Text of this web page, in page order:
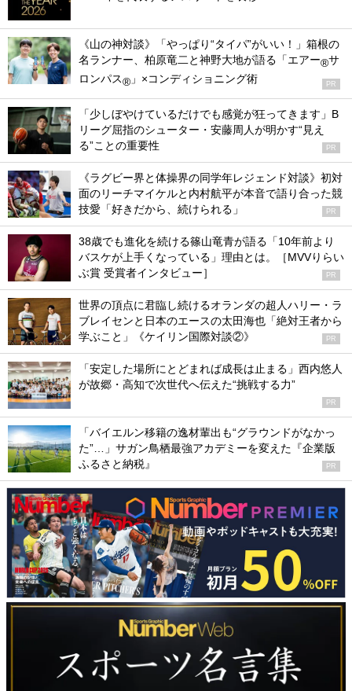
《山の神対談》「やっぱり“タイパ”がいい！」箱根の
名ランナー、柏原竜二と神野大地が語る「エアー®サ
ロンパス® 」×コンディショニング術 PR
「少しぼやけているだけでも感覚が狂ってきます」B
リーグ屈指のシューター・安藤周人が明かす“見え
る”ことの重要性
PR
《ラグビー界と体操界の同学年レジェンド対談》初対
面のリーチマイケルと内村航平が本音で語り合った競
技愛「好きだから、続けられる」
PR
38歳でも進化を続ける篠山竜青が語る「10年前より
バスケが上手くなっている」理由とは。［MVVりらい
ぶ賞 受賞者インタビュー］
PR
世界の頂点に君臨し続けるオランダの超人ハリー・ラ
ブレイセンと日本のエースの太田海也「絶対王者から
学ぶこと」《ケイリン国際対談②》
PR
「安定した場所にとどまれば成長は止まる」西内悠人
が故郷・高知で次世代へ伝えた“挑戦する力”
PR
「バイエルン移籍の逸材輩出も“グラウンドがなかっ
た”…」サガン鳥栖最強アカデミーを変えた『企業版
ふるさと納税』
PR